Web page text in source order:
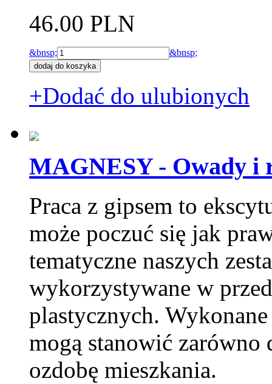
46.00 PLN
&bnsp; &bnsp;
+Dodać do ulubionych
MAGNESY - Owady i
Praca z gipsem to
może poczuć się jak
tematyczne naszych
wykorzystywane w
plastycznych.
mogą stanowić zarówno
ozdobę mieszkania.